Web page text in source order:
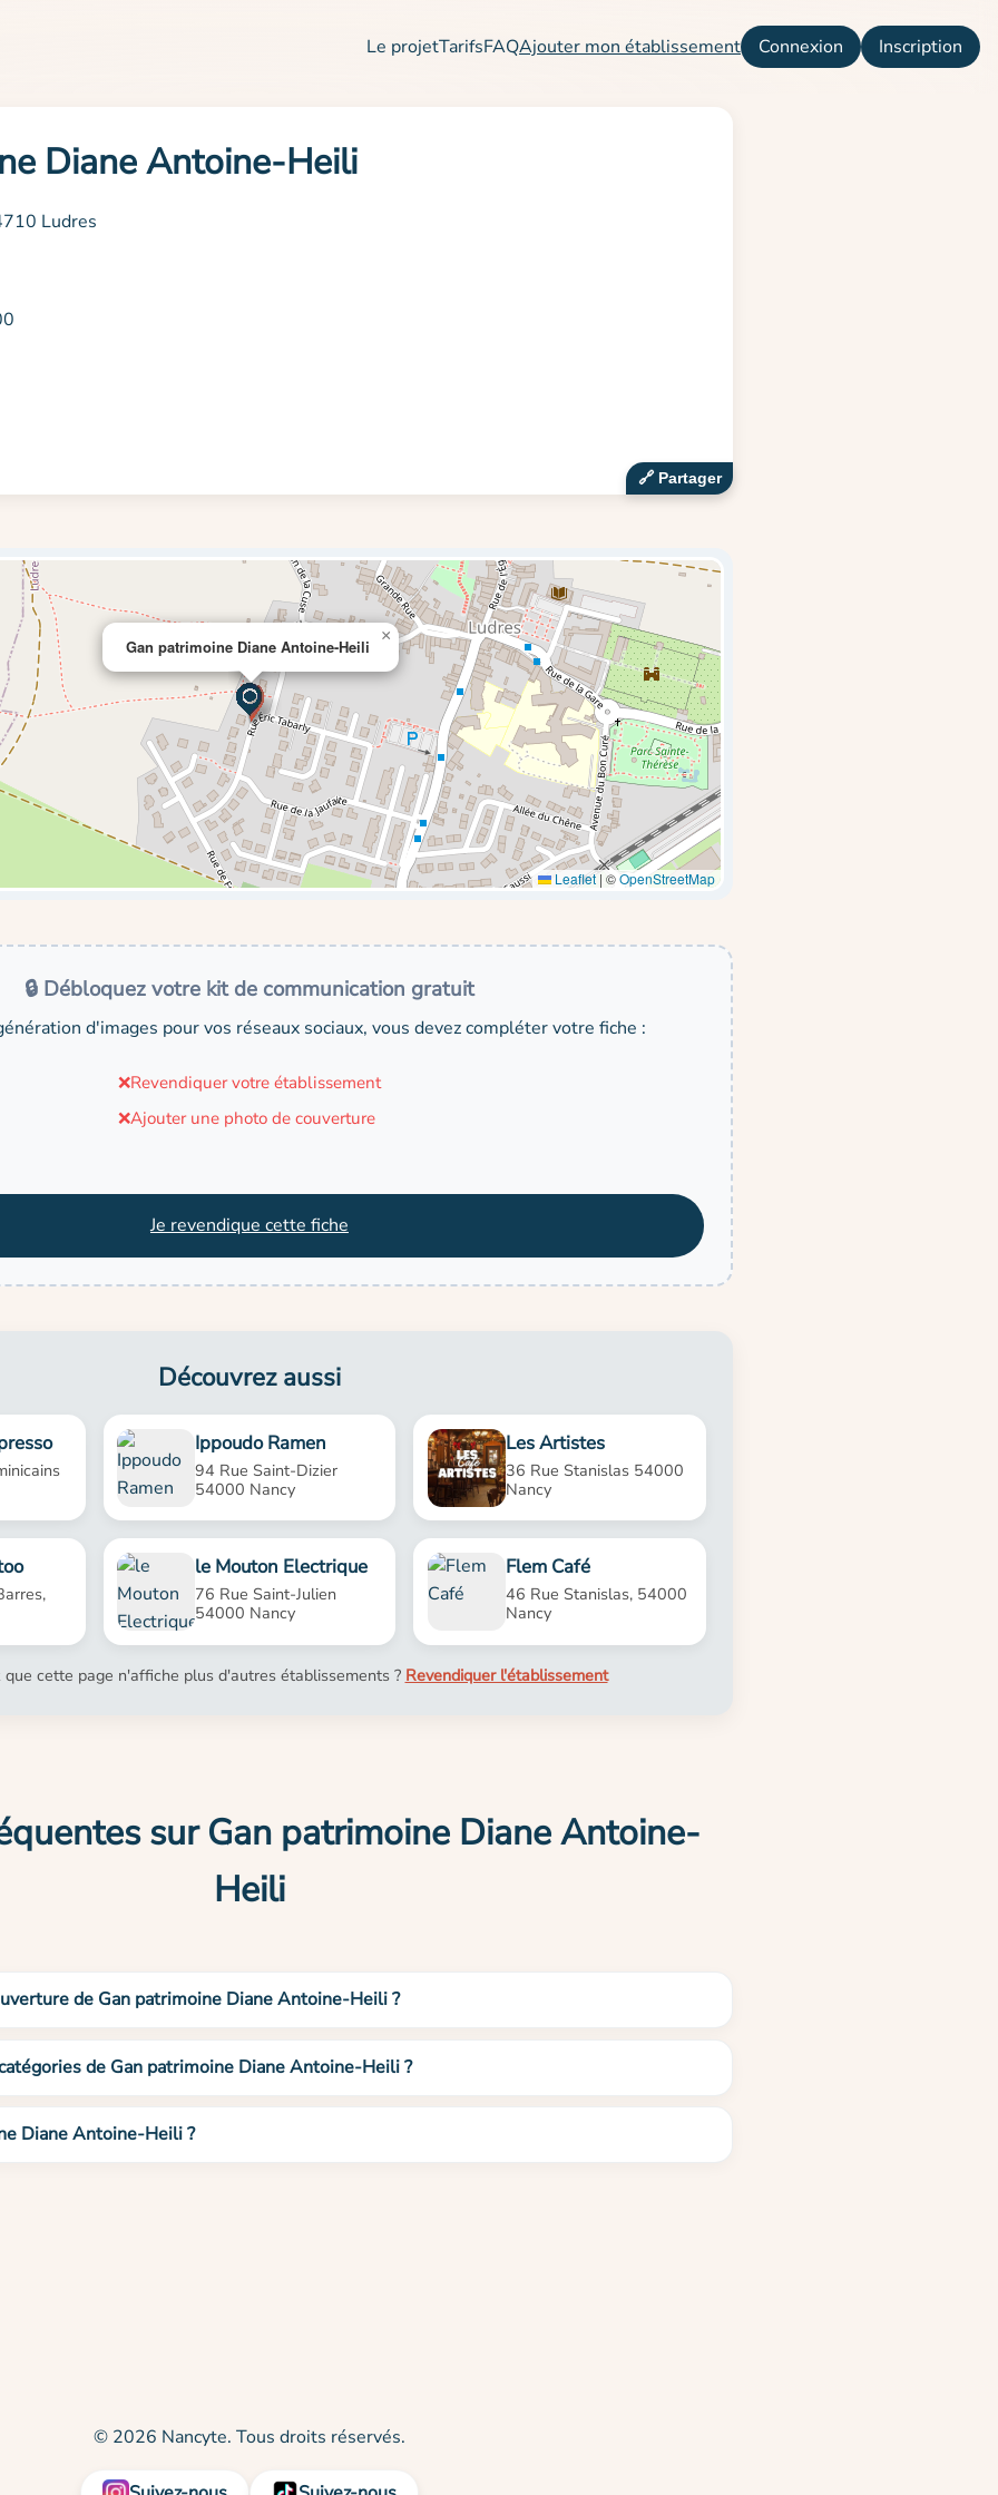
Le projetTarifsFAQAjouter mon établissement Connexion Inscription
Diane Antoine-Heili
Ludres
🔗‍️ Partager
Gan patrimoine Diane Antoine-Heili
×
Leaflet | ©OpenStreetMap
🔒 Débloquez votre kit de communication gratuit
d'images pour vos réseaux sociaux, vous devez compléter votre fiche :
❌Revendiquer votre établissement
❌Ajouter une photo de couverture
Je revendique cette fiche
Découvrez aussi
Ippoudo Ramen
94 Rue Saint-Dizier
54000 Nancy
Les Artistes
36 Rue Stanislas 54000
Nancy
le Mouton Electrique
76 Rue Saint-Julien
54000 Nancy
Flem Café
46 Rue Stanislas, 54000
Nancy
que cette page n'affiche plus d'autres établissements ? Revendiquer l'établissement
sur Gan patrimoine Diane Antoine-
Heili
de Gan patrimoine Diane Antoine-Heili ?
de Gan patrimoine Diane Antoine-Heili ?
Diane Antoine-Heili ?
© 2026 Nancyte. Tous droits réservés.